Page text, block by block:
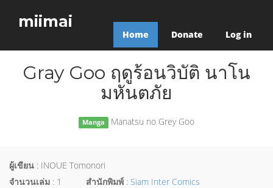
miimai
Home Donate Log in
Gray Goo ฤดูร้อนวิบัติ นาโน
มหันตภัย
Manga Manatsu no Grey Goo
ผู้เขียน : INOUE Tomonori
จำนวนเล่ม : 1 สำนักพิมพ์ : Siam Inter Comics